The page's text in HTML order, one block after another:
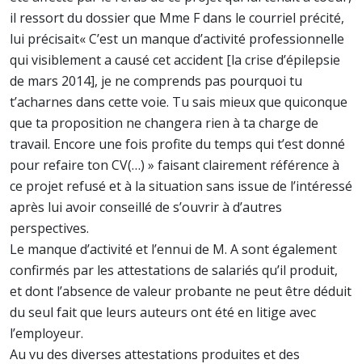
il ressort du dossier que Mme F dans le courriel précité,
lui précisait« C’est un manque d’activité professionnelle
qui visiblement a causé cet accident [la crise d’épilepsie
de mars 2014], je ne comprends pas pourquoi tu
t’acharnes dans cette voie. Tu sais mieux que quiconque
que ta proposition ne changera rien à ta charge de
travail. Encore une fois profite du temps qui t’est donné
pour refaire ton CV(…) » faisant clairement référence à
ce projet refusé et à la situation sans issue de l’intéressé
après lui avoir conseillé de s’ouvrir à d’autres
perspectives.
Le manque d’activité et l’ennui de M. A sont également
confirmés par les attestations de salariés qu’il produit,
et dont l’absence de valeur probante ne peut être déduit
du seul fait que leurs auteurs ont été en litige avec
l’employeur.
Au vu des diverses attestations produites et des